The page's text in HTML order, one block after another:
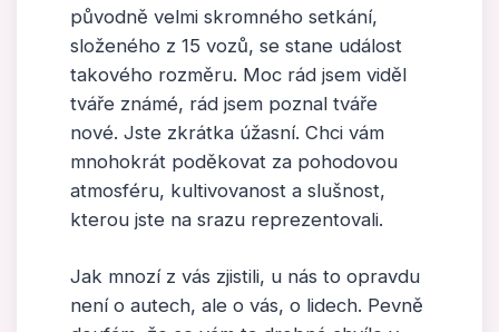
původně velmi skromného setkání,
složeného z 15 vozů, se stane událost
takového rozměru. Moc rád jsem viděl
tváře známé, rád jsem poznal tváře
nové. Jste zkrátka úžasní. Chci vám
mnohokrát poděkovat za pohodovou
atmosféru, kultivovanost a slušnost,
kterou jste na srazu reprezentovali.
Jak mnozí z vás zjistili, u nás to opravdu
není o autech, ale o vás, o lidech. Pevně